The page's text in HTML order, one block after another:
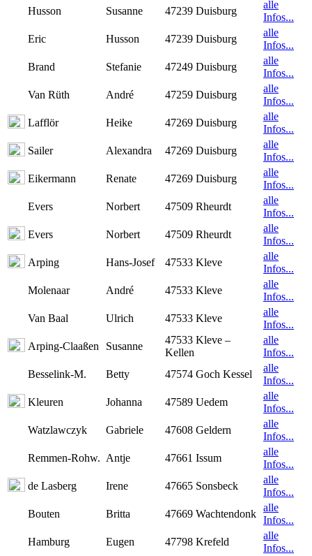
Husson
Susanne 47239 Duisburg
alle
Infos...
Eric
Husson 47239 Duisburg
alle
Infos...
Brand
Stefanie 47249 Duisburg
alle
Infos...
Van Rüth
André 47259 Duisburg
alle
Infos...
Lafflör
Heike 47269 Duisburg
alle
Infos...
Sailer
Alexandra 47269 Duisburg
alle
Infos...
Eikermann
Renate 47269 Duisburg
alle
Infos...
Evers
Norbert 47509 Rheurdt
alle
Infos...
Evers
Norbert 47509 Rheurdt
alle
Infos...
Arping
Hans-Josef 47533 Kleve
alle
Infos...
Molenaar
André 47533 Kleve
alle
Infos...
Van Baal
Ulrich 47533 Kleve
alle
Infos...
Arping-Claaßen
Susanne
47533 Kleve –
Kellen
alle
Infos...
Besselink-M.
Betty 47574 Goch Kessel
alle
Infos...
Kleuren
Johanna 47589 Uedem
alle
Infos...
Watzlawczyk
Gabriele 47608 Geldern
alle
Infos...
Remmen-Rohw. Antje 47661 Issum
alle
Infos...
de Lasberg
Irene 47665 Sonsbeck
alle
Infos...
Bouten
Britta 47669 Wachtendonk
alle
Infos...
Hamburg
Eugen 47798 Krefeld
alle
Infos...